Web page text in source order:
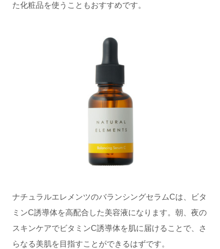
た化粧品を使うこともおすすめです。
ナチュラルエレメンツのバランシングセラムCは、ビタ
ミンC誘導体を高配合した美容液になります。朝、夜の
スキンケアでビタミンC誘導体を肌に届けることで、さ
らなる美肌を目指すことができるはずです。